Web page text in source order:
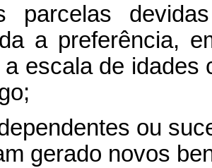
parcelas
a preferência,
a escala de
ou
gerado novos